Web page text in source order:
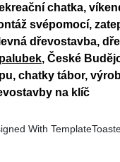
chatka,
svépomocí,
dřevostavba,
, České
chatky tábor,
na klíč
With